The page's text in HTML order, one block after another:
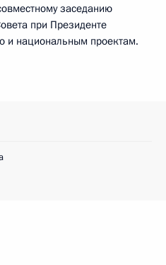
заседанию
при Президенте
и национальным проектам.